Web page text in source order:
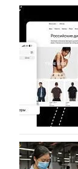
BALLINA
Компания
Гуанчжоу,
07.08.2026 492
На